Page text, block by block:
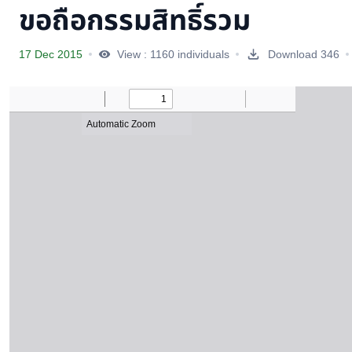
ขอถือกรรมสิทธิ์รวม
17 Dec 2015 View : 1160 individuals Download 346